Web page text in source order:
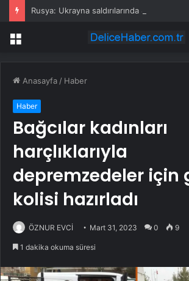
Rusya: Ukrayna saldırılarında 86 sivil öldü
Menü
Anasayfa / Haber
Haber
Bağcılar kadınları
harçlıklarıyla
depremzedeler için
kolisi hazırladı
ÖZNUR EVCİ Mart 31, 2023 0 9
1 dakika okuma süresi